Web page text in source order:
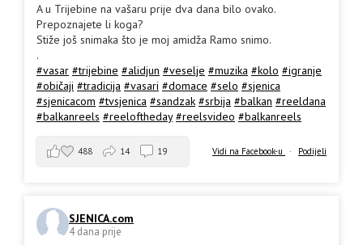
A u Trijebine na vašaru prije dva dana bilo ovako.
Prepoznajete li koga?
Stiže još snimaka što je moj amidža Ramo snimo.
.
#vasar #trijebine #alidjun #veselje #muzika #kolo #igranje
#običaji #tradicija #vasari #domace #selo #sjenica
#sjenicacom #tvsjenica #sandzak #srbija #balkan #reeldana
#balkanreels #reeloftheday #reelsvideo #balkanreels
Vidi na Facebook-u · Podijeli
488 14 19
SJENICA.com
4 dana prije